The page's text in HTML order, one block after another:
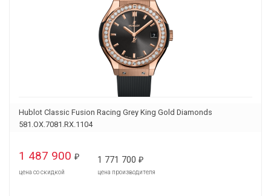
Hublot Classic Fusion Racing Grey King Gold Diamonds
581.OX.7081.RX.1104
1 487 900 ₽
цена со скидкой
1 771 700 ₽
цена производителя